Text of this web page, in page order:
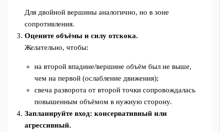
Для двойной вершины аналогично, но в зоне
сопротивления.
Оцените объёмы и силу отскока.
Желательно, чтобы:
на второй впадине/вершине объём был не выше,
чем на первой (ослабление движения);
свеча разворота от второй точки сопровождалась
повышенным объёмом в нужную сторону.
Запланируйте вход: консервативный или
агрессивный.